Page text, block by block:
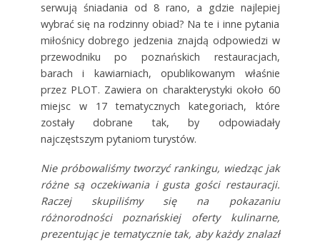
serwują śniadania od 8 rano, a gdzie najlepiej
wybrać się na rodzinny obiad? Na te i inne pytania
miłośnicy dobrego jedzenia znajdą odpowiedzi w
przewodniku po poznańskich restauracjach,
barach i kawiarniach, opublikowanym właśnie
przez PLOT. Zawiera on charakterystyki około 60
miejsc w 17 tematycznych kategoriach, które
zostały dobrane tak, by odpowiadały
najczęstszym pytaniom turystów.
Nie próbowaliśmy tworzyć rankingu, wiedząc jak
różne są oczekiwania i gusta gości restauracji.
Raczej skupiliśmy się na pokazaniu
różnorodności poznańskiej oferty kulinarne,
prezentując je tematycznie tak, aby każdy znalazł